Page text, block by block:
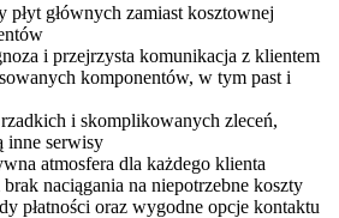
płyt głównych zamiast kosztownej
i przejrzysta komunikacja z klientem
komponentów, w tym past i
i skomplikowanych zleceń,
inne serwisy
atmosfera dla każdego klienta
naciągania na niepotrzebne koszty
płatności oraz wygodne opcje kontaktu